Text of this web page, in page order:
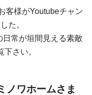
客様がYoutubeチャン
た。
日常が垣間見える素敵
さい。
ノワホームさま